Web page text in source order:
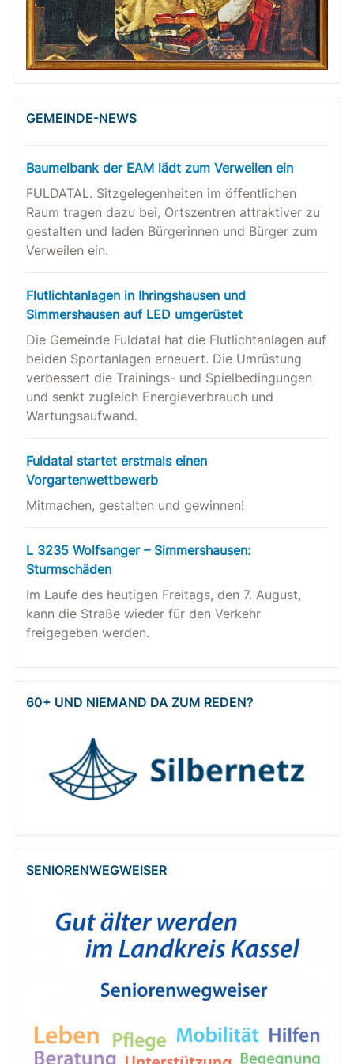
GEMEINDE-NEWS
Baumelbank der EAM lädt zum Verweilen ein
FULDATAL. Sitzgelegenheiten im öffentlichen
Raum tragen dazu bei, Ortszentren attraktiver zu
gestalten und laden Bürgerinnen und Bürger zum
Verweilen ein.
Flutlichtanlagen in Ihringshausen und
Simmershausen auf LED umgerüstet
Die Gemeinde Fuldatal hat die Flutlichtanlagen auf
beiden Sportanlagen erneuert. Die Umrüstung
verbessert die Trainings- und Spielbedingungen
und senkt zugleich Energieverbrauch und
Wartungsaufwand.
Fuldatal startet erstmals einen
Vorgartenwettbewerb
Mitmachen, gestalten und gewinnen!
L 3235 Wolfsanger – Simmershausen:
Sturmschäden
Im Laufe des heutigen Freitags, den 7. August,
kann die Straße wieder für den Verkehr
freigegeben werden.
60+ UND NIEMAND DA ZUM REDEN?
SENIOREN­WEG­WEISER